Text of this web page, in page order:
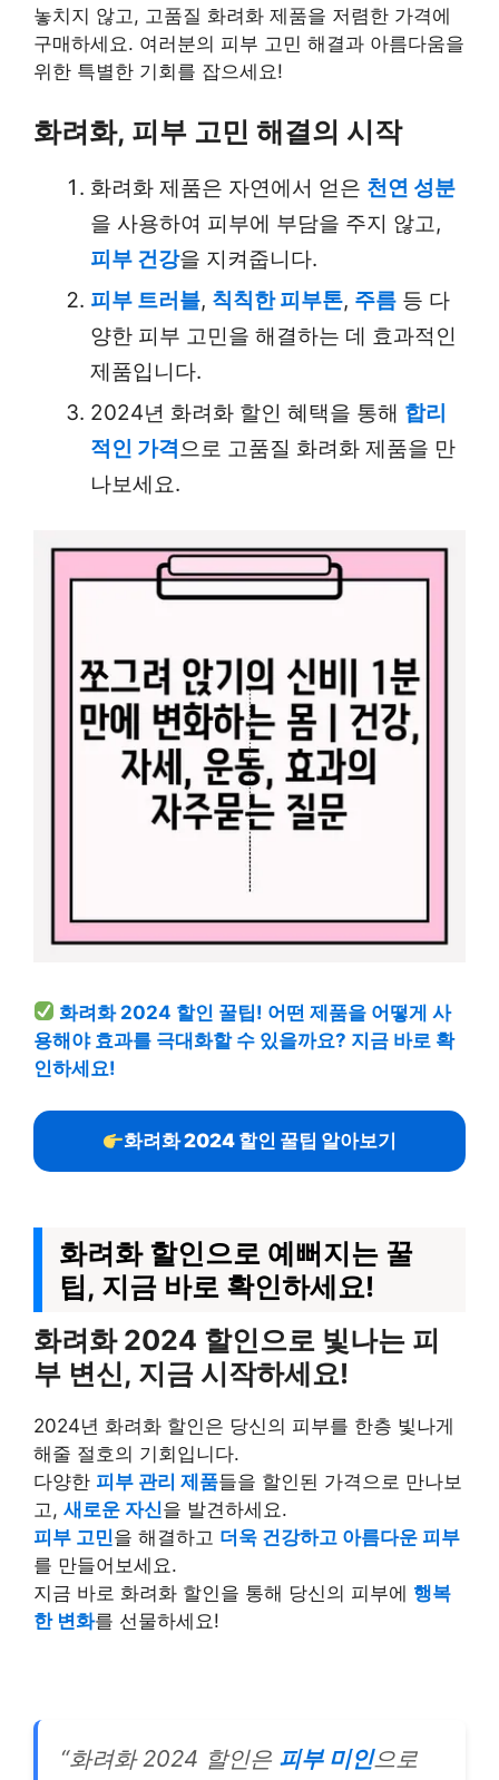
놓치지 않고, 고품질 화려화 제품을 저렴한 가격에
구매하세요. 여러분의 피부 고민 해결과 아름다움을
위한 특별한 기회를 잡으세요!
화려화, 피부 고민 해결의 시작
화려화 제품은 자연에서 얻은 천연 성분
을 사용하여 피부에 부담을 주지 않고,
피부 건강을 지켜줍니다.
피부 트러블, 칙칙한 피부톤, 주름 등 다
양한 피부 고민을 해결하는 데 효과적인
제품입니다.
2024년 화려화 할인 혜택을 통해 합리
적인 가격 으로 고품질 화려화 제품을 만
나보세요.
화려화 2024 할인 꿀팁! 어떤 제품을 어떻게 사
용해야 효과를 극대화할 수 있을까요? 지금 바로 확
인하세요!
화려화 2024 할인 꿀팁 알아보기
화려화 할인으로 예뻐지는 꿀
팁, 지금 바로 확인하세요!
화려화 2024 할인으로 빛나는 피
부 변신, 지금 시작하세요!
2024년 화려화 할인은 당신의 피부를 한층 빛나게
해줄 절호의 기회입니다.
다양한 피부 관리 제품들을 할인된 가격으로 만나보
고, 새로운 자신을 발견하세요.
피부 고민을 해결하고 더욱 건강하고 아름다운 피부
를 만들어보세요.
지금 바로 화려화 할인을 통해 당신의 피부에 행복
한 변화를 선물하세요!
“화려화 2024 할인은 피부 미인으로